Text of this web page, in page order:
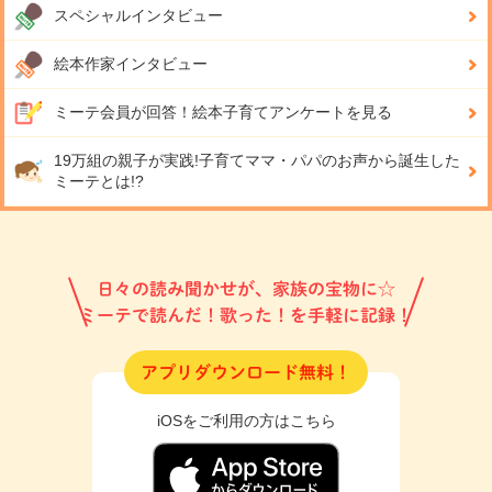
スペシャルインタビュー
絵本作家インタビュー
ミーテ会員が回答！ 絵本子育てアンケートを見る
19万組の親子が実践!子育てママ・パパのお声から誕生した
ミーテとは!?
日々の読み聞かせが、家族の宝物に☆
ミーテで読んだ！歌った！を手軽に記録！
アプリダウンロード無料！
iOSをご利用の方はこちら